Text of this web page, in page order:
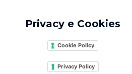
Privacy e Cookies
Cookie Policy
Privacy Policy